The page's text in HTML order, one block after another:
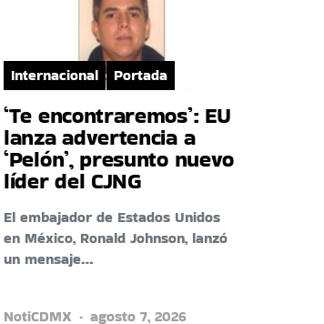
Internacional Portada
‘Te encontraremos’: EU
lanza advertencia a
‘Pelón’, presunto nuevo
líder del CJNG
El embajador de Estados Unidos
en México, Ronald Johnson, lanzó
un mensaje…
NotiCDMX agosto 7, 2026